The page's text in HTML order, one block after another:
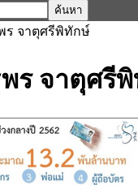
ร จาตุศรีพิทักษ์
ร จาตุศรี